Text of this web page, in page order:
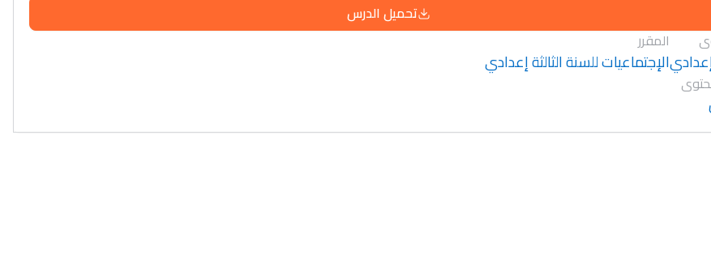
تحميل الدرس
إعدادي
المقرر
الإجتماعيات للسنة الثالثة إعدادي